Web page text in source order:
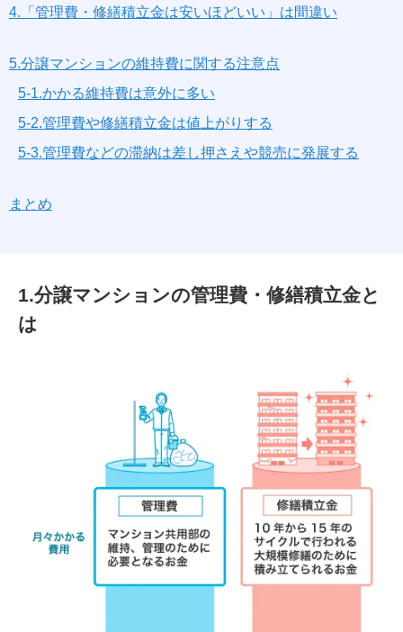
4.「管理費・修繕積立金は安いほどいい」は間違い
5.分譲マンションの維持費に関する注意点
5-1.かかる維持費は意外に多い
5-2.管理費や修繕積立金は値上がりする
5-3.管理費などの滞納は差し押さえや競売に発展する
まとめ
1.分譲マンションの管理費・修繕積立金と
は